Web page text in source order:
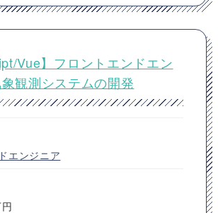
Vue】フロントエンドエン
観測システムの開発
エンジニア